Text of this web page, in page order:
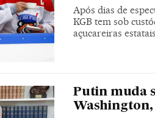
Após dias de
KGB tem sob
açucareiras
Putin muda